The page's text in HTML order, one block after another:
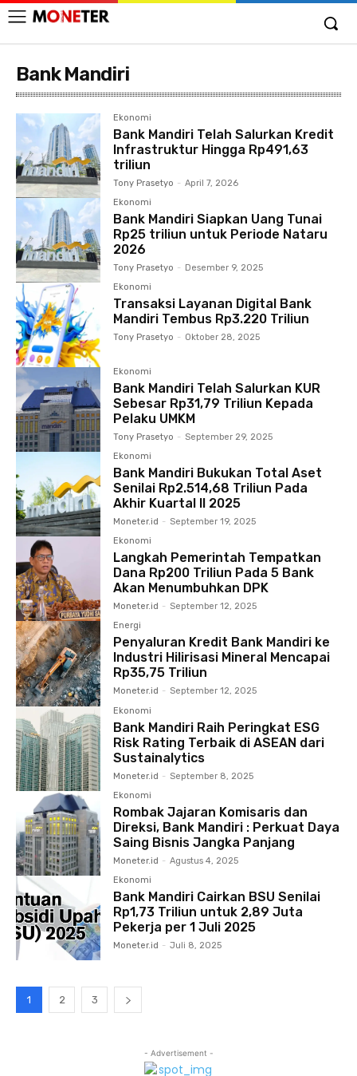
Bank Mandiri
Ekonomi
Bank Mandiri Telah Salurkan Kredit
Infrastruktur Hingga Rp491,63
triliun
Tony Prasetyo - April 7, 2026
Ekonomi
Bank Mandiri Siapkan Uang Tunai
Rp25 triliun untuk Periode Nataru
2026
Tony Prasetyo -
Desember 9, 2025
Ekonomi
Transaksi Layanan Digital Bank
Mandiri Tembus Rp3.220 Triliun
Tony Prasetyo - Oktober 28, 2025
Ekonomi
Bank Mandiri Telah Salurkan KUR
Sebesar Rp31,79 Triliun Kepada
Pelaku UMKM
Tony Prasetyo - September 29, 2025
Ekonomi
Bank Mandiri Bukukan Total Aset
Senilai Rp2.514,68 Triliun Pada
Akhir Kuartal II 2025
Moneter.id - September 19, 2025
Ekonomi
Langkah Pemerintah Tempatkan
Dana Rp200 Triliun Pada 5 Bank
Akan Menumbuhkan DPK
Moneter.id - September 12, 2025
Energi
Penyaluran Kredit Bank Mandiri ke
Industri Hilirisasi Mineral Mencapai
Rp35,75 Triliun
Moneter.id - September 12, 2025
Ekonomi
Bank Mandiri Raih Peringkat ESG
Risk Rating Terbaik di ASEAN dari
Sustainalytics
Moneter.id - September 8, 2025
Ekonomi
Rombak Jajaran Komisaris dan
Direksi, Bank Mandiri : Perkuat Daya
Saing Bisnis Jangka Panjang
Moneter.id - Agustus 4, 2025
Ekonomi
Bank Mandiri Cairkan BSU Senilai
Rp1,73 Triliun untuk 2,89 Juta
Pekerja per 1 Juli 2025
Moneter.id - Juli 8, 2025
1 2 3
- Advertisement -